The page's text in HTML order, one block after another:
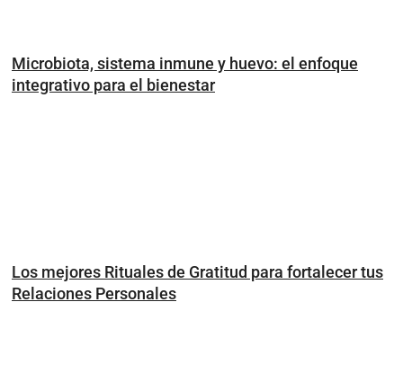
Microbiota, sistema inmune y huevo: el enfoque
integrativo para el bienestar
Los mejores Rituales de Gratitud para fortalecer tus
Relaciones Personales